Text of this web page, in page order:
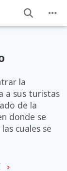
la
a sus turistas
de la
donde se
cuales se